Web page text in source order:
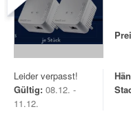
Leider verpasst!
Gültig: 08.12. -
11.12.